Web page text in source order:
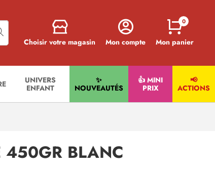
Choisir votre magasin Mon compte Mon panier
0
UNIVERS
ENFANT
✨
NOUVEAUTÉS
👍 MINI
PRIX
📢
ACTIONS
450GR BLANC